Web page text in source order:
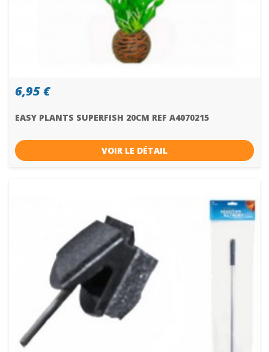
6,95 €
EASY PLANTS SUPERFISH 20CM REF A4070215
VOIR LE DÉTAIL